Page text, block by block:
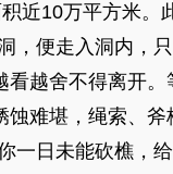
近10万平方米
，便走入洞内，
越舍不得离开。
难堪，绳索、
一日未能砍樵，